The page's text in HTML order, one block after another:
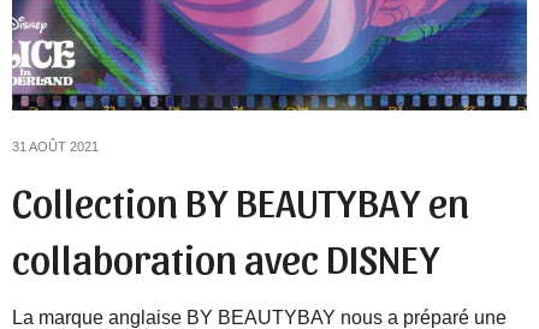
31 AOÛT 2021
Collection BY BEAUTYBAY en
collaboration avec DISNEY
La marque anglaise BY BEAUTYBAY nous a préparé une